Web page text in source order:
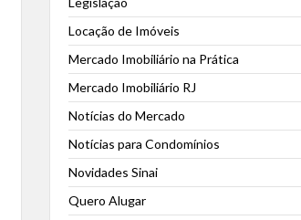
Locação de Imóveis
Mercado Imobiliário na Prática
Mercado Imobiliário RJ
Notícias do Mercado
Notícias para Condomínios
Novidades Sinai
Quero Alugar